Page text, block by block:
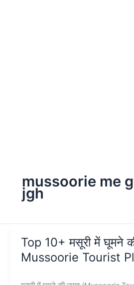
mussoorie me
jgh
Top 10+ मसूरी में घूमने
Mussoorie Tourist